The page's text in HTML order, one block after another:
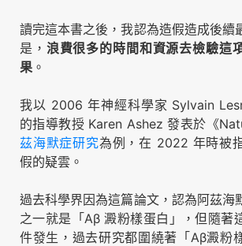
讀完這本書之後，我認為造假造成後續
是， 浪費很多的時間和資源去檢驗這
果 。
我以 2006 年神經科學家 Sylvain
的指導教授 Karen Ashez 發表於《
茲海默症研究為例，在 2022 年時被
假的疑雲。
過去科學界因為這篇論文，認為阿茲海
之一就是「Aβ 澱粉樣蛋白」，但隨著
件發生，過去研究都圍繞著「Aβ澱粉